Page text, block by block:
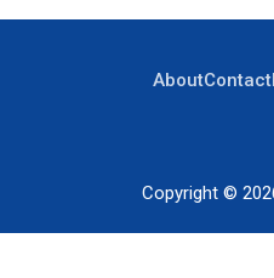
AboutContact
Copyright ©